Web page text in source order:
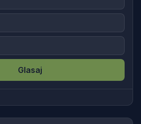
Glasaj